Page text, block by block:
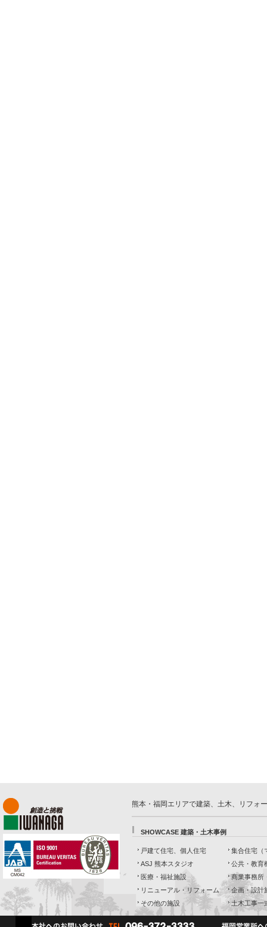
熊本・福岡エリアで建築、土木、リフォ
SHOWCASE 建築・土木事例
戸建て住宅、個人住宅
ASJ 熊本スタジオ
医療・福祉施設
リニューアル・リフォーム
その他の施設
集合住宅（
公共・教育
商業事務所
企画・設計
土木工事一